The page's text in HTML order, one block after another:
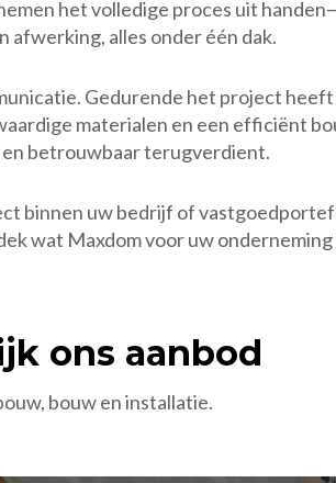
het volledige proces uit
afwerking, alles onder één dak.
Gedurende het project
materialen en een efficiënt
en betrouwbaar terugverdient.
binnen uw bedrijf of
wat Maxdom voor uw
ons aanbod
bouw en installatie.